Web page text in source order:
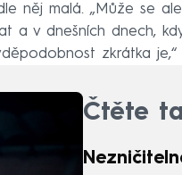
něj malá. „Může se
a v dnešních dnech,
zkrátka je,“
Čtěte